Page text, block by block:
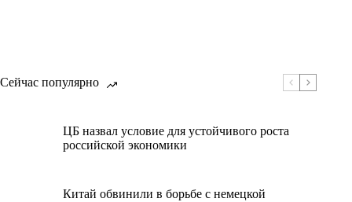
Сейчас популярно
ЦБ назвал условие для устойчивого роста
российской экономики
Китай обвинили в борьбе с немецкой